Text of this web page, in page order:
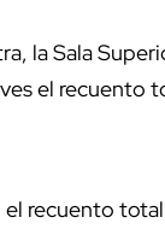
la Sala
el recuento
recuento